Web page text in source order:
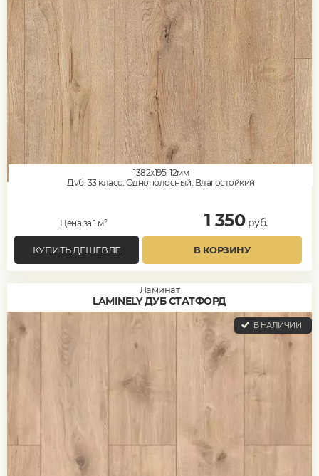
1382x195, 12мм
Дуб, 33 класс, Однополосный, Влагостойкий
Цена за 1 м² 1 350руб.
КУПИТЬ ДЕШЕВЛЕ В КОРЗИНУ
Ламинат
LAMINELY ДУБ СТАТФОРД
В НАЛИЧИИ